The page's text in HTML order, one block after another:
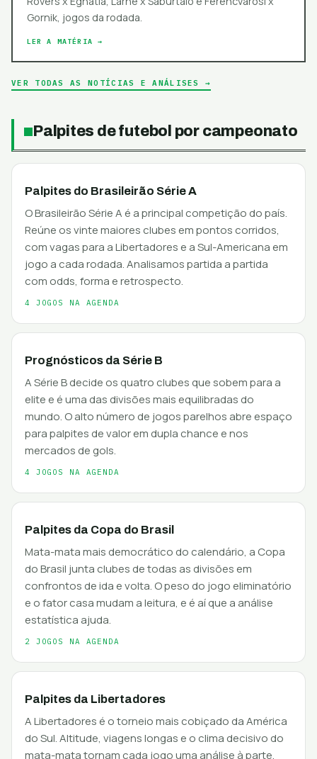
Gornik, jogos da rodada.
LER A MATÉRIA →
VER TODAS AS NOTÍCIAS E ANÁLISES →
Palpites de futebol por campeonato
Palpites do Brasileirão Série A
O Brasileirão Série A é a principal competição do país.
Reúne os vinte maiores clubes em pontos corridos,
com vagas para a Libertadores e a Sul-Americana em
jogo a cada rodada. Analisamos partida a partida
com odds, forma e retrospecto.
4 JOGOS NA AGENDA
Prognósticos da Série B
A Série B decide os quatro clubes que sobem para a
elite e é uma das divisões mais equilibradas do
mundo. O alto número de jogos parelhos abre espaço
para palpites de valor em dupla chance e nos
mercados de gols.
4 JOGOS NA AGENDA
Palpites da Copa do Brasil
Mata-mata mais democrático do calendário, a Copa
do Brasil junta clubes de todas as divisões em
confrontos de ida e volta. O peso do jogo eliminatório
e o fator casa mudam a leitura, e é aí que a análise
estatística ajuda.
2 JOGOS NA AGENDA
Palpites da Libertadores
A Libertadores é o torneio mais cobiçado da América
do Sul. Altitude, viagens longas e o clima decisivo do
mata-mata tornam cada jogo uma análise à parte,